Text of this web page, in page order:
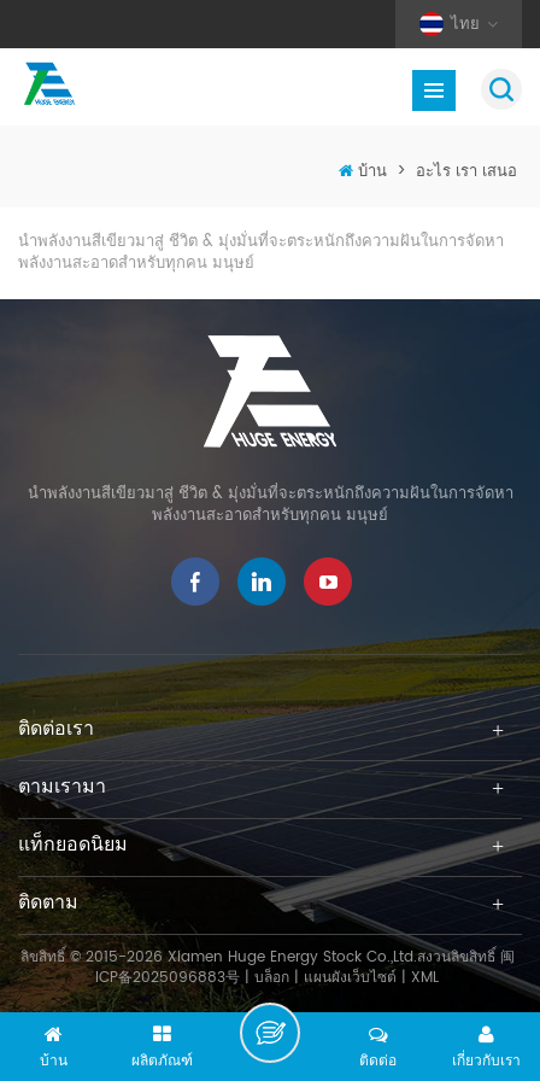
ไทย
บ้าน > อะไร เรา เสนอ
นำพลังงานสีเขียวมาสู่ ชีวิต& มุ่งมั่นที่จะตระหนักถึงความฝันในการจัดหา
พลังงานสะอาดสำหรับทุกคน มนุษย์
นำพลังงานสีเขียวมาสู่ ชีวิต & มุ่งมั่นที่จะตระหนักถึงความฝันในการจัดหา
พลังงานสะอาดสำหรับทุกคน มนุษย์
ติดต่อเรา
ตามเรามา
แท็กยอดนิยม
ติดตาม
ลิขสิทธิ์ © 2015-2026 Xiamen Huge Energy Stock Co.,Ltd.สงวนลิขสิทธิ์ 闽
ICP备2025096883号 | บล็อก | แผนผังเว็บไซต์ | XML
บ้าน ผลิตภัณฑ์ เกี่ยวกับเรา
ติดต่อ